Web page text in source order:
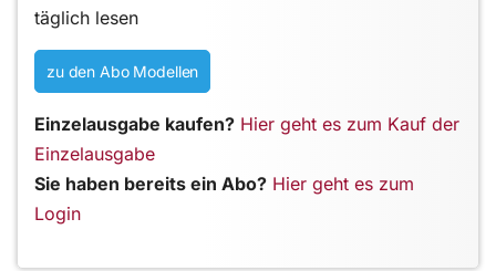
täglich lesen
zu den Abo Modellen
Einzelausgabe kaufen? Hier geht es zum Kauf der
Einzelausgabe
Sie haben bereits ein Abo? Hier geht es zum
Login